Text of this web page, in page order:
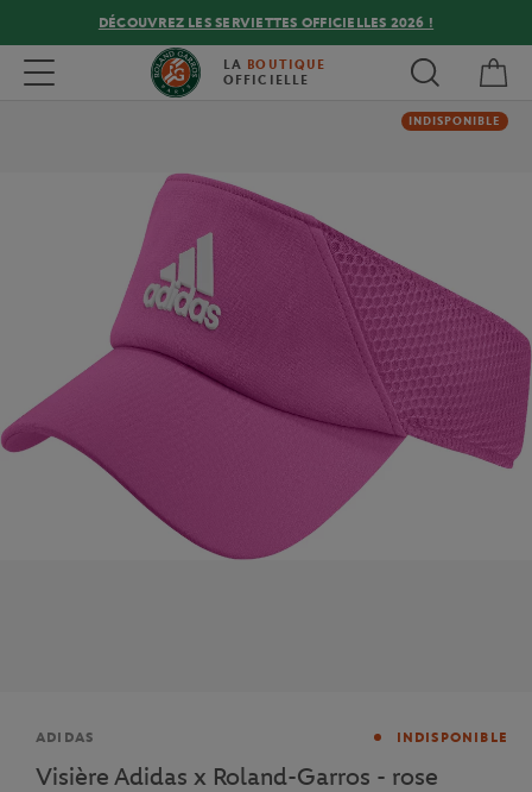
DÉCOUVREZ LES SERVIETTES OFFICIELLES 2026 !
Toggle navigation LA BOUTIQUE
OFFICIELLE
INDISPONIBLE
Marque
ADIDAS INDISPONIBLE
Visière Adidas x Roland-Garros - rose